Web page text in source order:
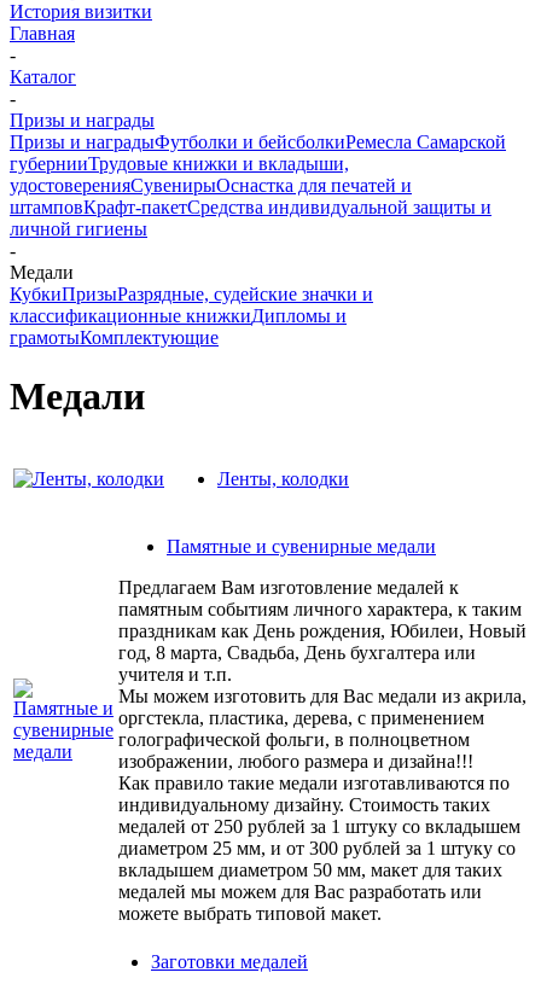
История визитки
Главная
-
Каталог
-
Призы и награды
Призы и наградыФутболки и бейсболкиРемесла Самарской
губернииТрудовые книжки и вкладыши,
удостоверенияСувенирыОснастка для печатей и
штамповКрафт-пакетСредства индивидуальной защиты и
личной гигиены
-
Медали
КубкиПризыРазрядные, судейские значки и
классификационные книжкиДипломы и
грамотыКомплектующие
Медали
Ленты, колодки
Памятные и сувенирные медали
Предлагаем Вам изготовление медалей к
памятным событиям личного характера, к таким
праздникам как День рождения, Юбилеи, Новый
год, 8 марта, Свадьба, День бухгалтера или
учителя и т.п.
Мы можем изготовить для Вас медали из акрила,
оргстекла, пластика, дерева, с применением
голографической фольги, в полноцветном
изображении, любого размера и дизайна!!!
Как правило такие медали изготавливаются по
индивидуальному дизайну. Стоимость таких
медалей от 250 рублей за 1 штуку со вкладышем
диаметром 25 мм, и от 300 рублей за 1 штуку со
вкладышем диаметром 50 мм, макет для таких
медалей мы можем для Вас разработать или
можете выбрать типовой макет.
Заготовки медалей